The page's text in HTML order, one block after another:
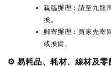
親臨辦理：請至九龍
換。
郵寄辦理：買家先寄
或換貨。
⚙️ 易耗品、耗材、線材及